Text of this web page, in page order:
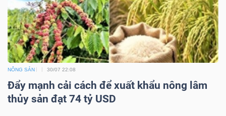
NÔNG SẢN 30/07 22:08
Đẩy mạnh cải cách để xuất khẩu nông lâm
thủy sản đạt 74 tỷ USD